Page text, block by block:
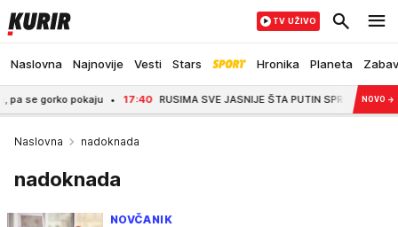
Naslovna Najnovije Vesti Stars Hronika Planeta
TV UŽIVO
pokaju 17:40 RUSIMA SVE JASNIJE ŠTA PUTIN SPREMA NA NOVO →
Naslovna nadoknada
nadoknada
NOVČANIK